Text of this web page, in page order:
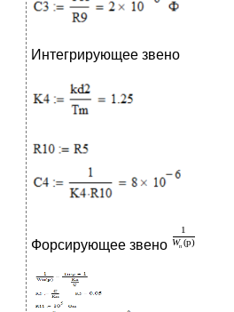
Интегрирующее звено
Форсирующее звено